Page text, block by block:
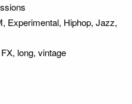
Experimental, Hiphop, Jazz,
long, vintage